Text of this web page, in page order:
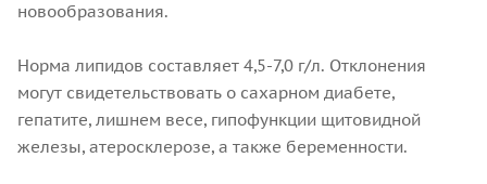
новообразования.
Норма липидов составляет 4,5-7,0 г/л. Отклонения
могут свидетельствовать о сахарном диабете,
гепатите, лишнем весе, гипофункции щитовидной
железы, атеросклерозе, а также беременности.